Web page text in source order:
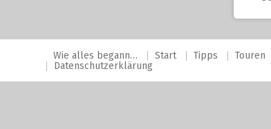
Wie alles begann… Start Tipps Touren
Datenschutzerklärung